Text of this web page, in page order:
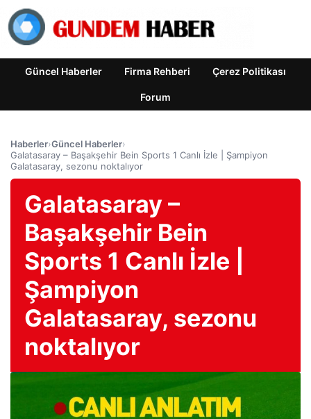
Güncel Haberler Firma Rehberi Çerez Politikası
Forum
Haberler›Güncel Haberler›
Galatasaray – Başakşehir Bein Sports 1 Canlı İzle | Şampiyon
Galatasaray, sezonu noktalıyor
Galatasaray –
Başakşehir Bein
Sports 1 Canlı İzle |
Şampiyon
Galatasaray, sezonu
noktalıyor